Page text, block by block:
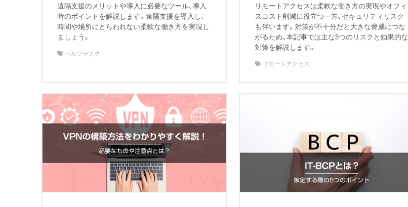
遠隔支援のメリットや導入に必要なツール、導入
時のポイントを解説します。遠隔支援を導入し、
時間や場所にとらわれない柔軟な働き方を実現し
ましょう。
ヘルプデスク
リモートアクセスは柔軟な働き方の実現やオフィ
スコスト削減に役立つ一方、セキュリティリスク
も伴います。対策が不十分だと大きな脅威につな
がるため、本記事では主な5つのリスクと効果的な
対策を解説します。
リモートアクセス